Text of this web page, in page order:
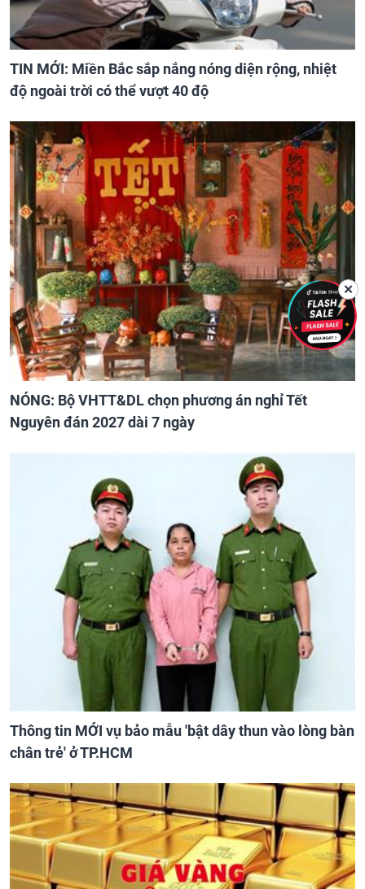
TIN MỚI: Miền Bắc sắp nắng nóng diện rộng, nhiệt
độ ngoài trời có thể vượt 40 độ
NÓNG: Bộ VHTT&DL chọn phương án nghỉ Tết
Nguyên đán 2027 dài 7 ngày
Thông tin MỚI vụ bảo mẫu 'bật dây thun vào lòng bàn
chân trẻ' ở TP.HCM
✕